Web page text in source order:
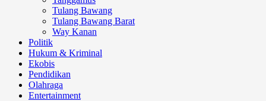
Tulang Bawang
Tulang Bawang Barat
Way Kanan
Politik
Hukum & Kriminal
Ekobis
Pendidikan
Olahraga
Entertainment